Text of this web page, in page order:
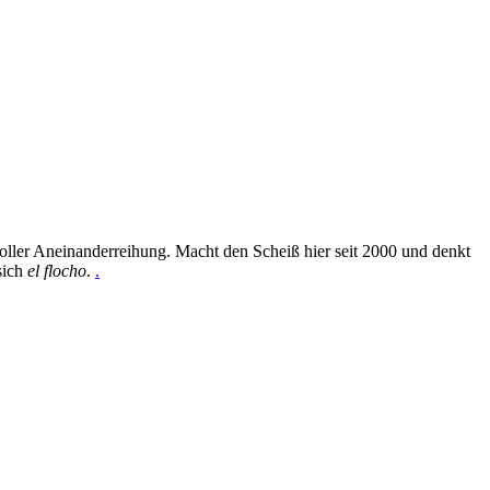
Aneinanderreihung. Macht den Scheiß hier seit 2000 und denkt
el flocho. .